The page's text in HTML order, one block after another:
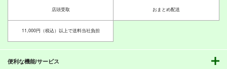
440
オリジナル
宙愛
440円
オリジナル
とりからの巣
440
○○を撫でるだけの簡
単なお仕事（3）
とりからの巣
○○を撫でるだけの簡
単なお仕事（2）
とりからの巣
カート カート
店頭受取 おまとめ配送
11,000円（税込）以上で送料当社負担
便利な機能/サービス